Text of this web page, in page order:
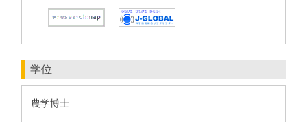
学位
農学博士